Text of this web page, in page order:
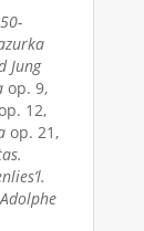
Jung
op. 9,
12,
op. 21,